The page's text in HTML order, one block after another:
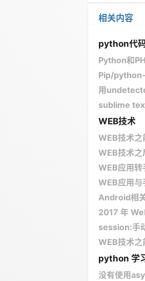
相关内容
python代
Python和
Pip/python-
用
sublime
WEB技术
WEB技术之
WEB技术之
WEB应用转
WEB应用与
Android相
2017 年
session:手
WEB技术之
python 学
没有使用